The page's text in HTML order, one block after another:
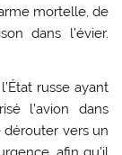
mortelle, de
dans l’évier.
russe ayant
l’avion dans
dérouter vers un